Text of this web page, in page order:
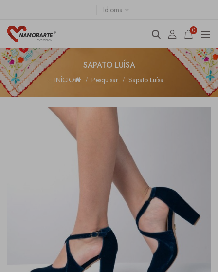
Idioma
0
SAPATO LUÍSA
INÍCIO Pesquisar Sapato Luísa